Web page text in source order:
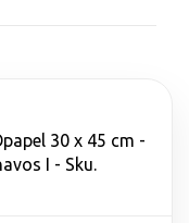
30 x 45 cm -
I - Sku.